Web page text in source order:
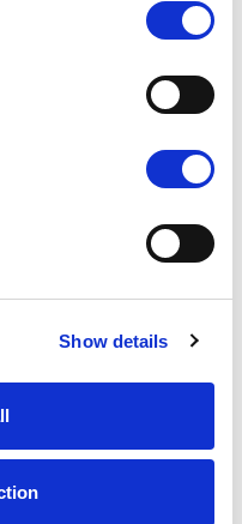
Show details
NICKEL
цвете и отделке,